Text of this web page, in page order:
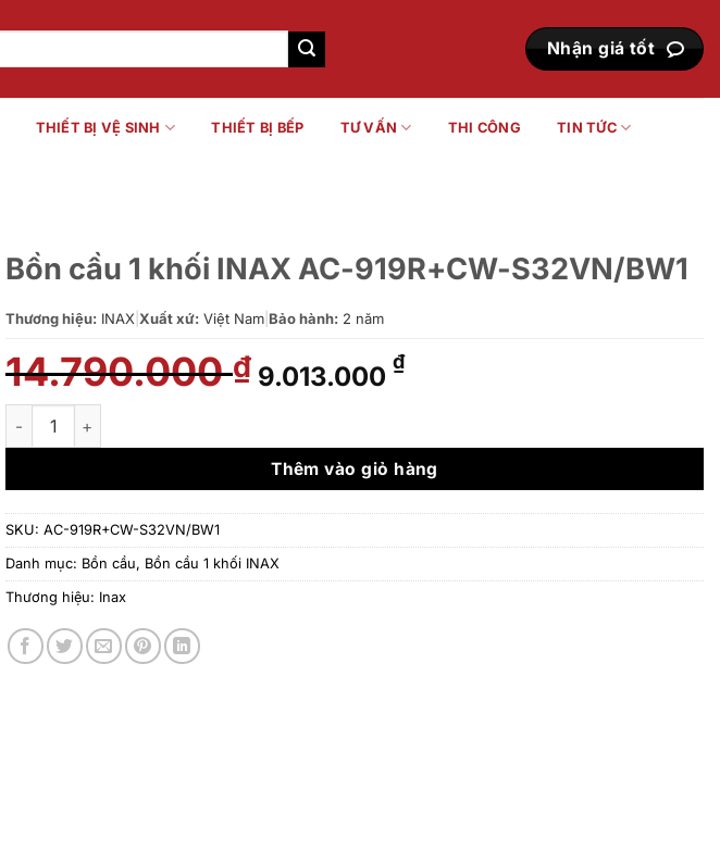
Nhận giá tốt
THIẾT BỊ VỆ SINH THIẾT BỊ BẾP TƯ VẤN THI CÔNG TIN TỨC
Bồn cầu 1 khối INAX AC-919R+CW-S32VN/BW1
Thương hiệu: INAX Xuất xứ: Việt Nam Bảo hành: 2 năm
14.790.000₫ Giá
gốc
14.790.000 ₫.
9.013.000 ₫Giá
là:
9.013.000 ₫.
Bồn cầu 1 khối INAX AC-919R+CW-S32VN/BW1 số lượng
Thêm vào giỏ hàng
SKU: AC-919R+CW-S32VN/BW1
Danh mục: Bồn cầu, Bồn cầu 1 khối INAX
Thương hiệu: Inax